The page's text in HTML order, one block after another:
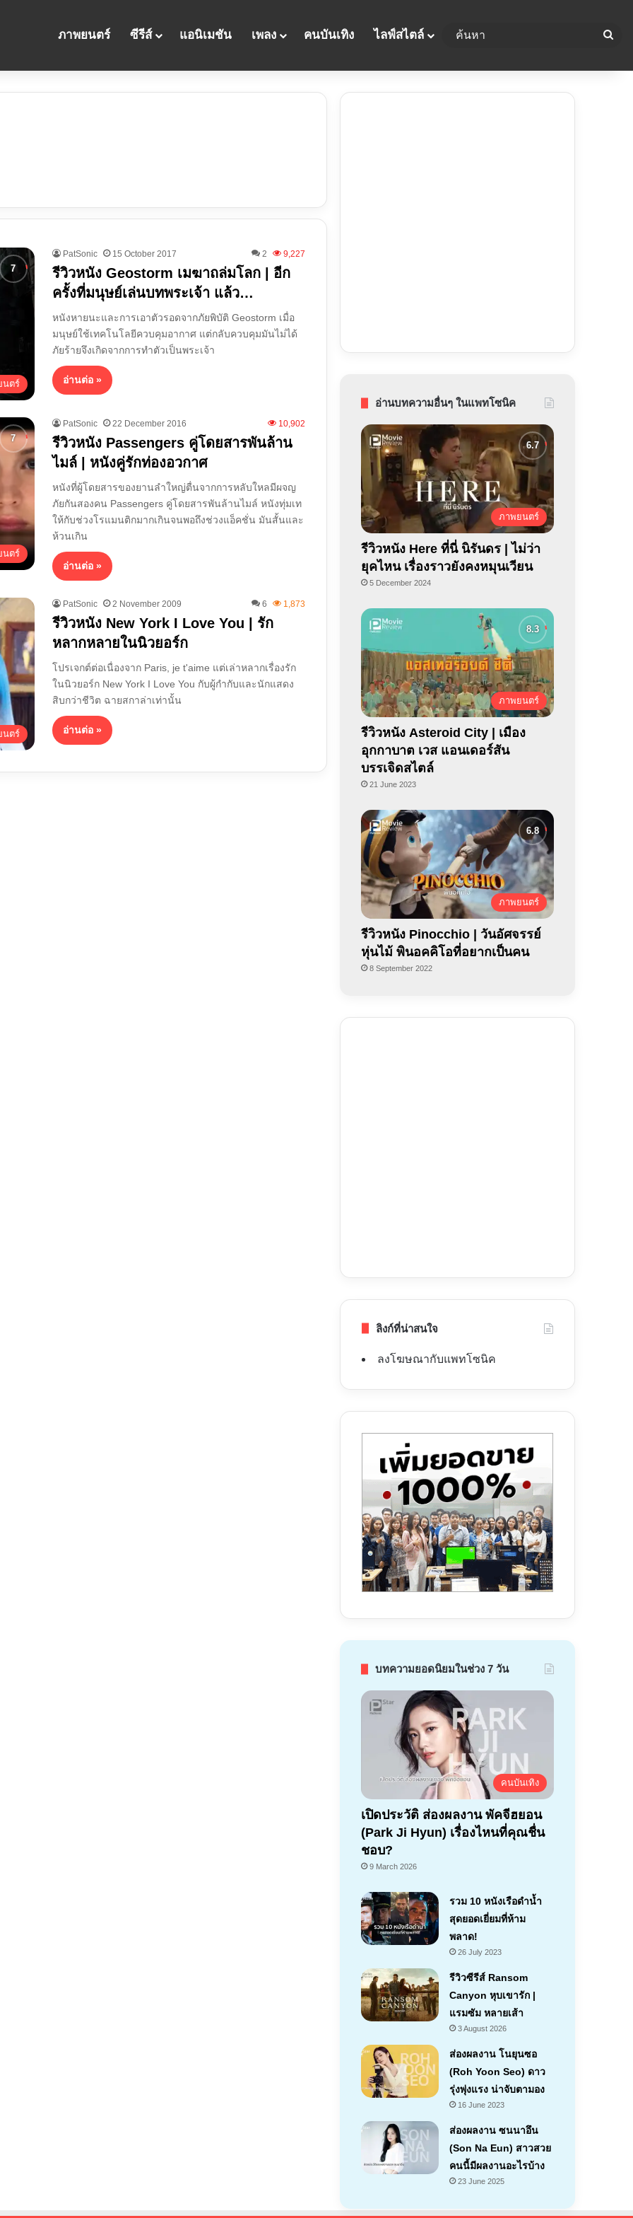
ภาพยนตร์ ซีรีส์ แอนิเมชัน เพลง คนบันเทิง ไลฟ์สไตล์
นตร์
PatSonic 15 October 2017 2 9,227
รีวิวหนัง Geostorm เมฆาถล่มโลก | อีก
ครั้งที่มนุษย์เล่นบทพระเจ้า แล้ว…
หนังหายนะและการเอาตัวรอดจากภัยพิบัติ Geostorm เมื่อ
มนุษย์ใช้เทคโนโลยีควบคุมอากาศ แต่กลับควบคุมมันไม่ได้
ภัยร้ายจึงเกิดจากการทำตัวเป็นพระเจ้า
อ่านต่อ »
นตร์
PatSonic 22 December 2016 10,902
รีวิวหนัง Passengers คู่โดยสารพันล้าน
ไมล์ | หนังคู่รักท่องอวกาศ
หนังที่ผู้โดยสารของยานลำใหญ่ตื่นจากการหลับใหลมีผจญ
ภัยกันสองคน Passengers คู่โดยสารพันล้านไมล์ หนังทุ่มเท
ให้กับช่วงโรแมนติกมากเกินจนพอถึงช่วงแอ็คชั่น มันสั้นและ
ห้วนเกิน
อ่านต่อ »
นตร์
PatSonic 2 November 2009 6 1,873
รีวิวหนัง New York I Love You | รัก
หลากหลายในนิวยอร์ก
โปรเจกต์ต่อเนื่องจาก Paris, je t'aime แต่เล่าหลากเรื่องรัก
ในนิวยอร์ก New York I Love You กับผู้กำกับและนักแสดง
สิบกว่าชีวิต ฉายสกาล่าเท่านั้น
อ่านต่อ »
อ่านบทความอื่นๆ ในแพทโซนิค
ภาพยนตร์
รีวิวหนัง Here ที่นี่ นิรันดร | ไม่ว่า
ยุคไหน เรื่องราวยังคงหมุนเวียน
5 December 2024
ภาพยนตร์
รีวิวหนัง Asteroid City | เมือง
อุกกาบาต เวส แอนเดอร์สัน
บรรเจิดสไตล์
21 June 2023
ภาพยนตร์
รีวิวหนัง Pinocchio | วันอัศจรรย์
หุ่นไม้ พินอคคิโอที่อยากเป็นคน
8 September 2022
ลิงก์ที่น่าสนใจ
ลงโฆษณากับแพทโซนิค
บทความยอดนิยมในช่วง 7 วัน
คนบันเทิง
เปิดประวัติ ส่องผลงาน พัคจีฮยอน
(Park Ji Hyun) เรื่องไหนที่คุณชื่น
ชอบ?
9 March 2026
รวม 10 หนังเรือดำน้ำ
สุดยอดเยี่ยมที่ห้าม
พลาด!
26 July 2023
7.1
รีวิวซีรีส์ Ransom
Canyon หุบเขารัก |
แรมซัม หลายเส้า
3 August 2026
ส่องผลงาน โนยุนซอ
(Roh Yoon Seo) ดาว
รุ่งพุ่งแรง น่าจับตามอง
16 June 2023
ส่องผลงาน ซนนาอึน
(Son Na Eun) สาวสวย
คนนี้มีผลงานอะไรบ้าง
23 June 2025